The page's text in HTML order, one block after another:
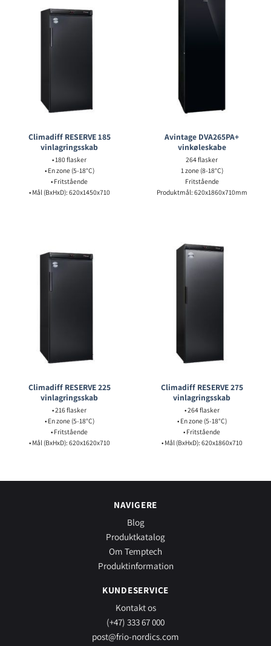
Climadiff RESERVE 185
vinlagringsskab
• 180 flasker
• En zone (5-18°C)
• Fritstående
• Mål (BxHxD): 620x1450x710
Avintage DVA265PA+
vinkøleskabe
264 flasker
1 zone (8-18°C)
Fritstående
Produktmål: 620x1860x710mm
Climadiff RESERVE 225
vinlagringsskab
• 216 flasker
• En zone (5-18°C)
• Fritstående
• Mål (BxHxD): 620x1620x710
Climadiff RESERVE 275
vinlagringsskab
• 264 flasker
• En zone (5-18°C)
• Fritstående
• Mål (BxHxD): 620x1860x710
NAVIGERE
Blog
Produktkatalog
Om Temptech
Produktinformation
KUNDESERVICE
Kontakt os
(+47) 333 67 000
post@frio-nordics.com